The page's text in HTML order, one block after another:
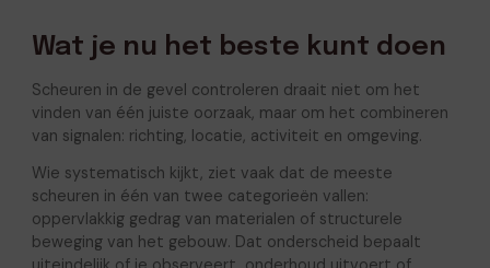
Wat je nu het beste kunt doen
Scheuren in de gevel controleren draait niet om het
vinden van één juiste oorzaak, maar om het combineren
van signalen: richting, locatie, activiteit en omgeving.
Wie systematisch kijkt, ziet vaak dat de meeste
scheuren in één van twee categorieën vallen:
oppervlakkig gedrag van materialen of structurele
beweging van het gebouw. Dat onderscheid bepaalt